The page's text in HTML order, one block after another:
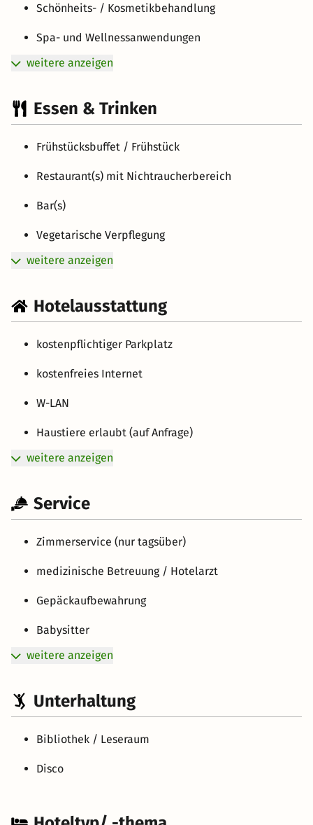
Schönheits- / Kosmetikbehandlung
Spa- und Wellnessanwendungen
weitere anzeigen
Essen & Trinken
Frühstücksbuffet / Frühstück
Restaurant(s) mit Nichtraucherbereich
Bar(s)
Vegetarische Verpflegung
weitere anzeigen
Hotelausstattung
kostenpflichtiger Parkplatz
kostenfreies Internet
W-LAN
Haustiere erlaubt (auf Anfrage)
weitere anzeigen
Service
Zimmerservice (nur tagsüber)
medizinische Betreuung / Hotelarzt
Gepäckaufbewahrung
Babysitter
weitere anzeigen
Unterhaltung
Bibliothek / Leseraum
Disco